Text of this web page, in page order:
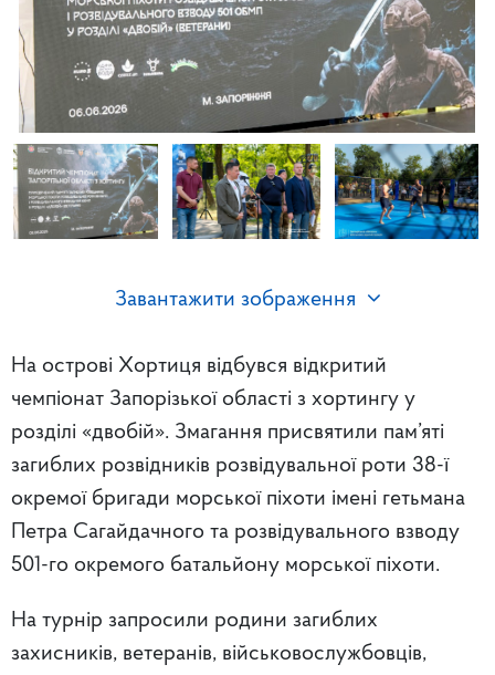
Завантажити зображення
На острові Хортиця відбувся відкритий
чемпіонат Запорізької області з хортингу у
розділі «двобій». Змагання присвятили пам’яті
загиблих розвідників розвідувальної роти 38-ї
окремої бригади морської піхоти імені гетьмана
Петра Сагайдачного та розвідувального взводу
501-го окремого батальйону морської піхоти.
На турнір запросили родини загиблих
захисників, ветеранів, військовослужбовців,